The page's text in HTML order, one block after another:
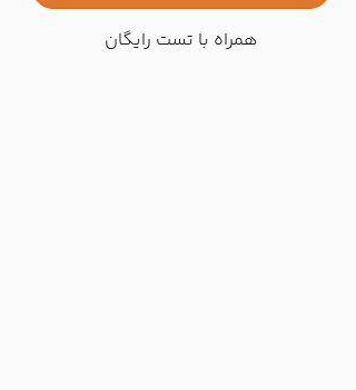
همراه با تست رایگان